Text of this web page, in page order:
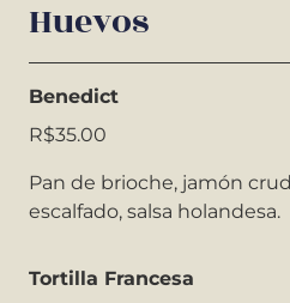
Huevos
Benedict
R$35.00
Pan de brioche, jamón
escalfado, salsa holandesa.
Tortilla Francesa